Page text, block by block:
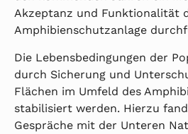
Akzeptanz und Funktionalität
Amphibienschutzanlage
Die Lebensbedingungen der
durch Sicherung und
Flächen im Umfeld des
stabilisiert werden. Hierzu
Gespräche mit der Unteren